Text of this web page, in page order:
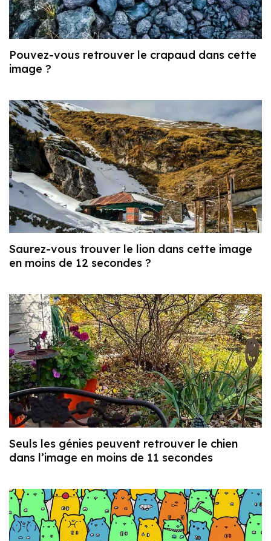
Pouvez-vous retrouver le crapaud dans cette
image ?
Saurez-vous trouver le lion dans cette image
en moins de 12 secondes ?
Seuls les génies peuvent retrouver le chien
dans l’image en moins de 11 secondes